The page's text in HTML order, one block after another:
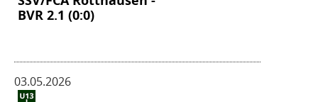
BVR 2.1 (0:0)
03.05.2026